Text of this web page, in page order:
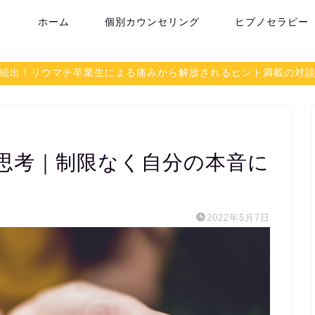
ホーム 個別カウンセリング ヒプノセラピー
出！リウマチ卒業生による痛みから解放されるヒント満載の対
考｜制限なく自分の本音に
2022年5月7日